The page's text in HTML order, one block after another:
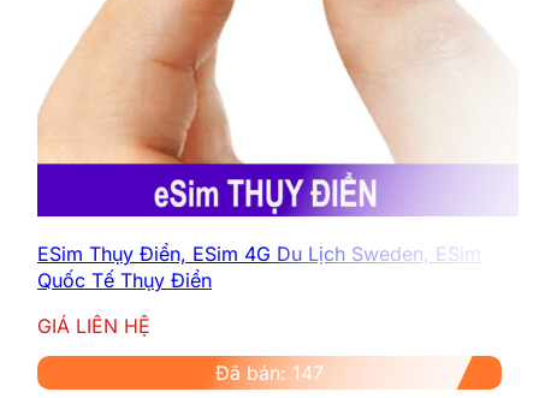
ESim Thụy Điển, ESim 4G Du Lịch Sweden, ESim
Quốc Tế Thụy Điển
GIÁ LIÊN HỆ
Đã bán: 147